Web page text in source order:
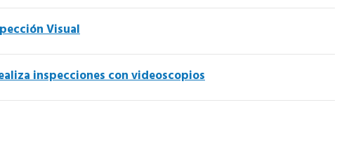
Visual
inspecciones con videoscopios